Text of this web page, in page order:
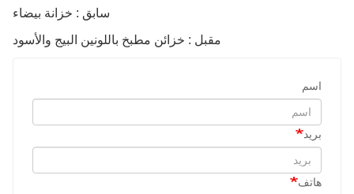
سابق : خزانة بيضاء
مقبل : خزائن مطبخ باللونين البيج والأسود
اسم
بريد
هاتف